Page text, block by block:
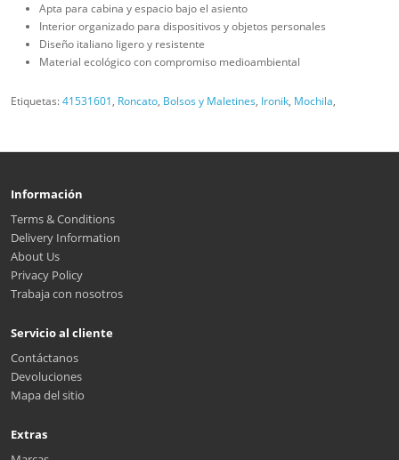
Apta para cabina y espacio bajo el asiento
Interior organizado para dispositivos y objetos personales
Diseño italiano ligero y resistente
Material ecológico con compromiso medioambiental
Etiquetas:41531601, Roncato, Bolsos y Maletines, Ironik, Mochila,
Información
Terms & Conditions
Delivery Information
About Us
Privacy Policy
Trabaja con nosotros
Servicio al cliente
Contáctanos
Devoluciones
Mapa del sitio
Extras